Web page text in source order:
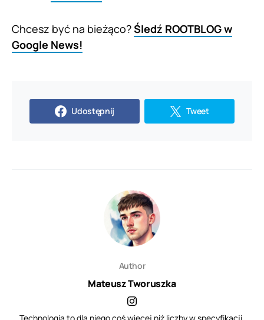
Chcesz być na bieżąco?Śledź ROOTBLOG w
Google News!
Udostępnij Tweet
Author
Mateusz Tworuszka